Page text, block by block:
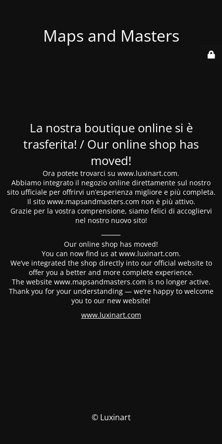
Maps and Masters
La nostra boutique online si è
trasferita! / Our online shop has
moved!
Ora potete trovarci su www.luxinart.com.
Abbiamo integrato il negozio online direttamente sul nostro
sito ufficiale per offrirvi un’esperienza migliore e più completa.
Il sito www.mapsandmasters.com non è più attivo.
Grazie per la vostra comprensione, siamo felici di accogliervi
nel nostro nuovo sito!
⸻
Our online shop has moved!
You can now find us at www.luxinart.com.
We’ve integrated the shop directly into our official website to
offer you a better and more complete experience.
The website www.mapsandmasters.com is no longer active.
Thank you for your understanding — we’re happy to welcome
you to our new website!
www.luxinart.com
© Luxinart